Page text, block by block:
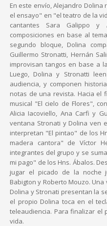
En este envío, Alejandro
el ensayo" en "el teatro de la
cantantes Sara Galippo y
composiciones en base al
segundo bloque, Dolina
Guillermo Stronatti, Hernán
improvisan tangos en base a
Luego, Dolina y Stronatti
audiencia, y componen
notas de una revista. Hacia el
musical "El cielo de Flores",
Alicia Iacoviello, Ana Carfi y
ventana Stronati y Dolina ven
interpretan "El pintao" de los
madera cantora" de Víctor
integrantes del grupo y se
mi pago" de los Hns. Ábalos.
jugar el picado de la noche
Babigton y Roberto Mouzo.
Dolina y Stronati presentan la
el propio Dolina toca en el
teleaudiencia. Para finalizar el
vida.